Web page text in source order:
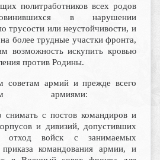
политработников всех родов
в нарушении
трусости или неустойчивости, и
более трудные участки фронта,
возможность искупить кровью
против Родины.
армий и прежде всего
армиями:
снимать с постов командиров и
и дивизий, допустивших
отход войск с занимаемых
командования армии, и